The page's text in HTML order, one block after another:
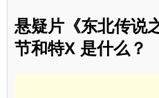
悬疑片《东北传说
节和特X 是什么？